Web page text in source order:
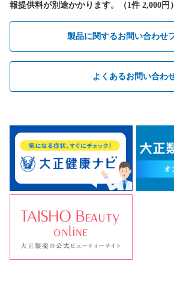
報提供料が別途かかります。（1件 2,000円）
製品に関するお問い合わせ
よくあるお問い合わ